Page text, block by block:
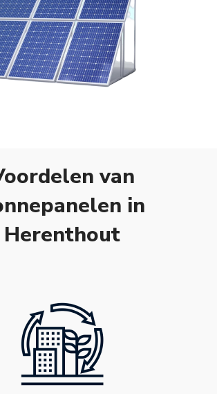
van
in
Herenthout